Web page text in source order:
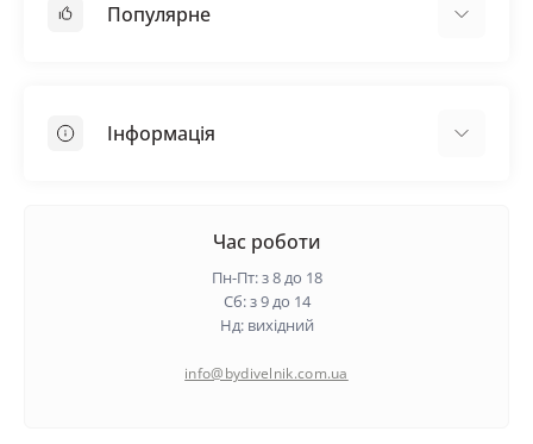
Популярне
Самовирівнююча суміш
Інформація
Гарантія та повернення
Політика конфіденційності
Час роботи
Пн-Пт: з 8 до 18
Сб: з 9 до 14
Нд: вихідний
info@bydivelnik.com.ua